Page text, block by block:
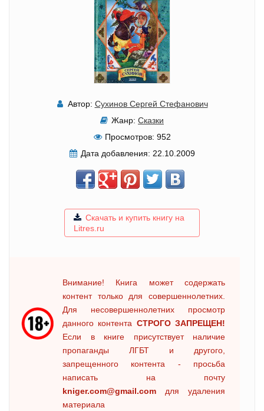
Автор: Сухинов Сергей Стефанович
Жанр: Сказки
Просмотров: 952
Дата добавления: 22.10.2009
Скачать и купить книгу на
Litres.ru
Внимание! Книга может содержать
контент только для совершеннолетних.
Для несовершеннолетних просмотр
данного контента СТРОГО ЗАПРЕЩЕН!
Если в книге присутствует наличие
пропаганды ЛГБТ и другого,
запрещенного контента - просьба
написать на почту
kniger.com@gmail.com для удаления
материала